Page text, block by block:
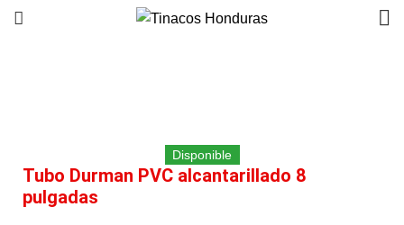
Disponible
Tubo Durman PVC alcantarillado 8
pulgadas